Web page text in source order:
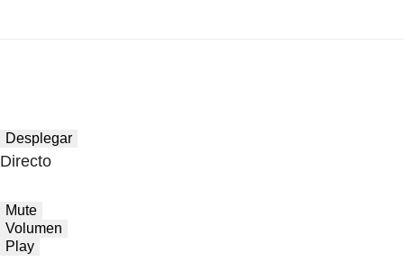
Desplegar
Directo
Mute
Volumen
Play